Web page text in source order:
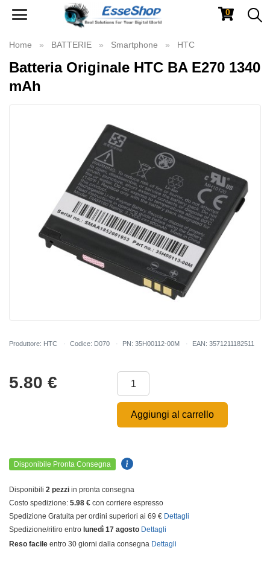
Toggle
0
Home BATTERIE Smartphone HTC
Batteria Originale HTC BA E270 1340
mAh
Produttore: HTC Codice: D070 PN: 35H00112-00M EAN: 3571211182511
5.80 €
Aggiungi al carrello
Disponibile Pronta Consegna
Disponibili 2 pezzi in pronta consegna
Costo spedizione: 5.98 € con corriere espresso
Spedizione Gratuita per ordini superiori ai 69 € Dettagli
Spedizione/ritiro entro lunedì 17 agosto Dettagli
Reso facile entro 30 giorni dalla consegna Dettagli